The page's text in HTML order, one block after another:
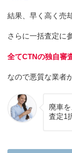
結果、早く高く売
さらに一括査定に
全てCTNの独自審
なので悪質な業者
廃車
査定1